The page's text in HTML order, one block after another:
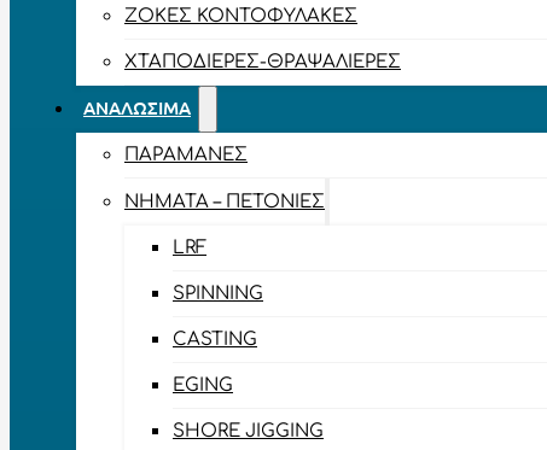
ΖΌΚΕΣ ΚΟΝΤΟΦΎΛΑΚΕΣ
ΧΤΑΠΟΔΙΈΡΕΣ-ΘΡΑΨΑΛΙΈΡΕΣ
ΑΝΑΛΏΣΙΜΑ
ΠΑΡΑΜΆΝΕΣ
ΝΉΜΑΤΑ – ΠΕΤΟΝΙΈΣ
LRF
SPINNING
CASTING
EGING
SHORE JIGGING